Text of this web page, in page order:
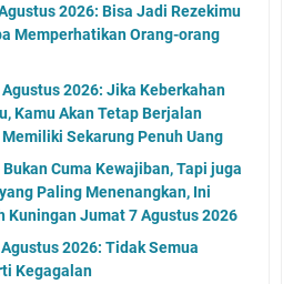
2026: Bisa Jadi Rezekimu
Memperhatikan Orang-orang
2026: Jika Keberkahan
Kamu Akan Tetap Berjalan
Sekarung Penuh Uang
Cuma Kewajiban, Tapi juga
Paling Menenangkan, Ini
Kuningan Jumat 7 Agustus 2026
2026: Tidak Semua
Kegagalan